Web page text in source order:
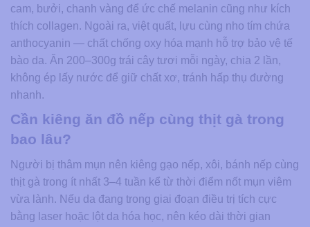
cam, bưởi, chanh vàng để ức chế melanin cũng như kích
thích collagen. Ngoài ra, việt quất, lựu cùng nho tím chứa
anthocyanin — chất chống oxy hóa mạnh hỗ trợ bảo vệ tế
bào da. Ăn 200–300g trái cây tươi mỗi ngày, chia 2 lần,
không ép lấy nước để giữ chất xơ, tránh hấp thụ đường
nhanh.
Cần kiêng ăn đồ nếp cùng thịt gà trong
bao lâu?
Người bị thâm mụn nên kiêng gạo nếp, xôi, bánh nếp cùng
thịt gà trong ít nhất 3–4 tuần kể từ thời điểm nốt mụn viêm
vừa lành. Nếu da đang trong giai đoạn điều trị tích cực
bằng laser hoặc lột da hóa học, nên kéo dài thời gian